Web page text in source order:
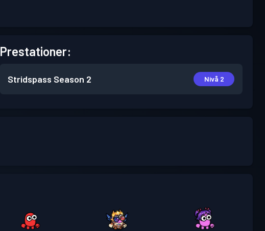
Prestationer:
Stridspass Season 2 Nivå 2